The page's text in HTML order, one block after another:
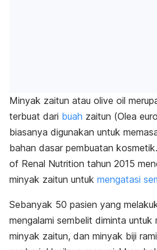
Minyak zaitun atau olive oil
terbuat dari buah zaitun (Olea
biasanya digunakan untuk
bahan dasar pembuatan
of Renal Nutrition tahun 2015
minyak zaitun untuk mengatasi
Sebanyak 50 pasien yang
mengalami sembelit diminta untuk
minyak zaitun, dan minyak biji